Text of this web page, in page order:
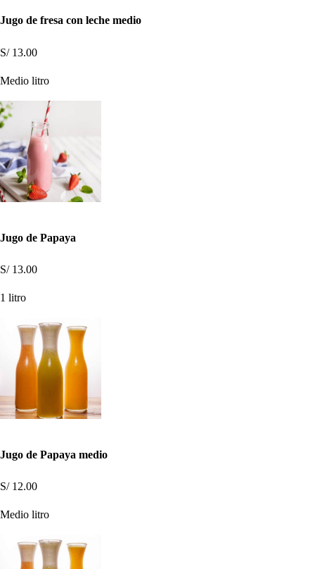
Jugo de fresa con leche medio
S/ 13.00
Medio litro
Jugo de Papaya
S/ 13.00
1 litro
Jugo de Papaya medio
S/ 12.00
Medio litro